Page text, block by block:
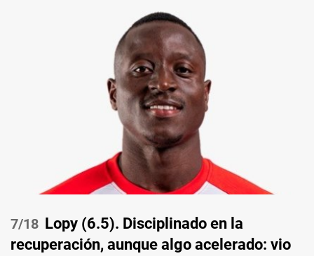
/18 Lopy (6.5). Disciplinado en la
recuperación, aunque algo acelerado: vio